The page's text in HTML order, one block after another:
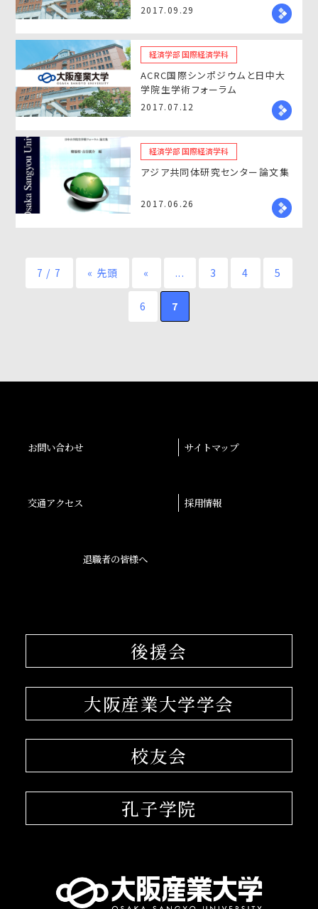
2017.09.29
経済学部 国際経済学科
ACRC国際シンポジウムと日中大
学院生学術フォーラム
2017.07.12
経済学部 国際経済学科
アジア共同体研究センター論文集
2017.06.26
7 / 7 « 先頭 « ... 3 4 5
6 7
お問い合わせ サイトマップ
交通アクセス 採用情報
退職者の皆様へ
後援会
大阪産業大学学会
校友会
孔子学院